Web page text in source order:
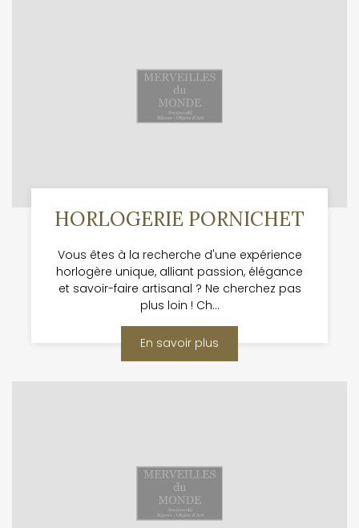
HORLOGERIE PORNICHET
Vous êtes à la recherche d'une expérience
horlogère unique, alliant passion, élégance
et savoir-faire artisanal ? Ne cherchez pas
plus loin ! Ch...
En savoir plus